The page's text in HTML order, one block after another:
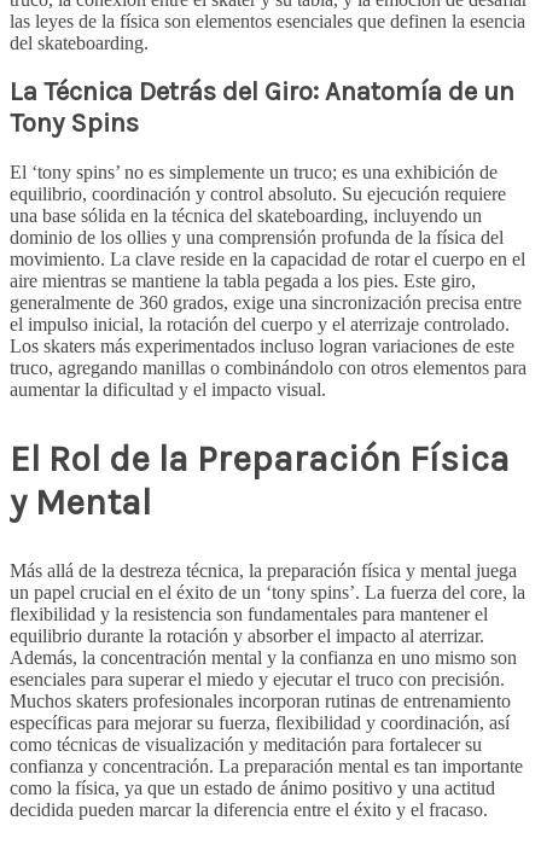
las leyes de la física son elementos esenciales que definen la esencia
del skateboarding.
La Técnica Detrás del Giro: Anatomía de un
Tony Spins
El ‘tony spins’ no es simplemente un truco; es una exhibición de
equilibrio, coordinación y control absoluto. Su ejecución requiere
una base sólida en la técnica del skateboarding, incluyendo un
dominio de los ollies y una comprensión profunda de la física del
movimiento. La clave reside en la capacidad de rotar el cuerpo en el
aire mientras se mantiene la tabla pegada a los pies. Este giro,
generalmente de 360 grados, exige una sincronización precisa entre
el impulso inicial, la rotación del cuerpo y el aterrizaje controlado.
Los skaters más experimentados incluso logran variaciones de este
truco, agregando manillas o combinándolo con otros elementos para
aumentar la dificultad y el impacto visual.
El Rol de la Preparación Física
y Mental
Más allá de la destreza técnica, la preparación física y mental juega
un papel crucial en el éxito de un ‘tony spins’. La fuerza del core, la
flexibilidad y la resistencia son fundamentales para mantener el
equilibrio durante la rotación y absorber el impacto al aterrizar.
Además, la concentración mental y la confianza en uno mismo son
esenciales para superar el miedo y ejecutar el truco con precisión.
Muchos skaters profesionales incorporan rutinas de entrenamiento
específicas para mejorar su fuerza, flexibilidad y coordinación, así
como técnicas de visualización y meditación para fortalecer su
confianza y concentración. La preparación mental es tan importante
como la física, ya que un estado de ánimo positivo y una actitud
decidida pueden marcar la diferencia entre el éxito y el fracaso.